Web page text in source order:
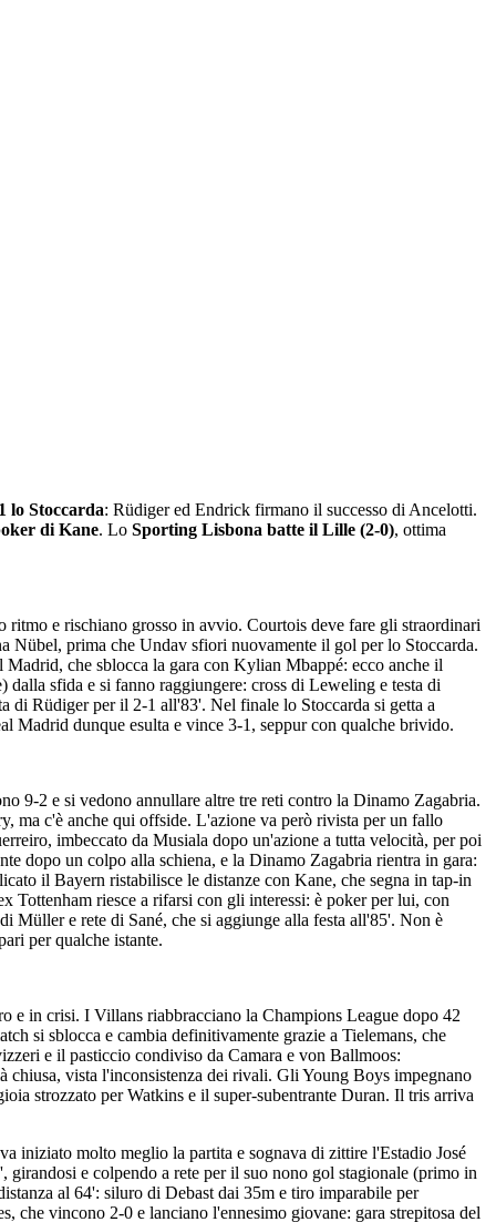
lo Stoccarda: Rüdiger ed Endrick firmano il successo di Ancelotti.
di Kane. Lo Sporting Lisbona batte il Lille (2-0), ottima
e rischiano grosso in avvio. Courtois deve fare gli straordinari
prima che Undav sfiori nuovamente il gol per lo Stoccarda.
che sblocca la gara con Kylian Mbappé: ecco anche il
sfida e si fanno raggiungere: cross di Leweling e testa di
di Rüdiger per il 2-1 all'83'. Nel finale lo Stoccarda si getta a
Madrid dunque esulta e vince 3-1, seppur con qualche brivido.
9-2 e si vedono annullare altre tre reti contro la Dinamo Zagabria.
ma c'è anche qui offside. L'azione va però rivista per un fallo
imbeccato da Musiala dopo un'azione a tutta velocità, per poi
dopo un colpo alla schiena, e la Dinamo Zagabria rientra in gara:
il Bayern ristabilisce le distanze con Kane, che segna in tap-in
riesce a rifarsi con gli interessi: è poker per lui, con
Müller e rete di Sané, che si aggiunge alla festa all'85'. Non è
per qualche istante.
e in crisi. I Villans riabbracciano la Champions League dopo 42
si sblocca e cambia definitivamente grazie a Tielemans, che
e il pasticcio condiviso da Camara e von Ballmoos:
vista l'inconsistenza dei rivali. Gli Young Boys impegnano
strozzato per Watkins e il super-subentrante Duran. Il tris arriva
iniziato molto meglio la partita e sognava di zittire l'Estadio José
e colpendo a rete per il suo nono gol stagionale (primo in
al 64': siluro di Debast dai 35m e tiro imparabile per
che vincono 2-0 e lanciano l'ennesimo giovane: gara strepitosa del